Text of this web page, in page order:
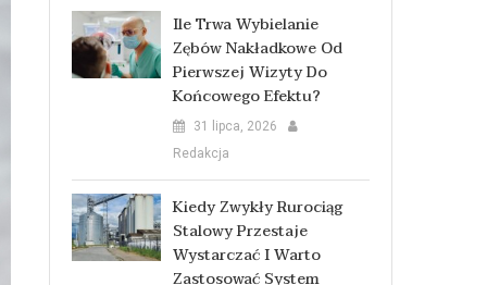
Ile Trwa Wybielanie
Zębów Nakładkowe Od
Pierwszej Wizyty Do
Końcowego Efektu?
31 lipca, 2026
Redakcja
Kiedy Zwykły Rurociąg
Stalowy Przestaje
Wystarczać I Warto
Zastosować System